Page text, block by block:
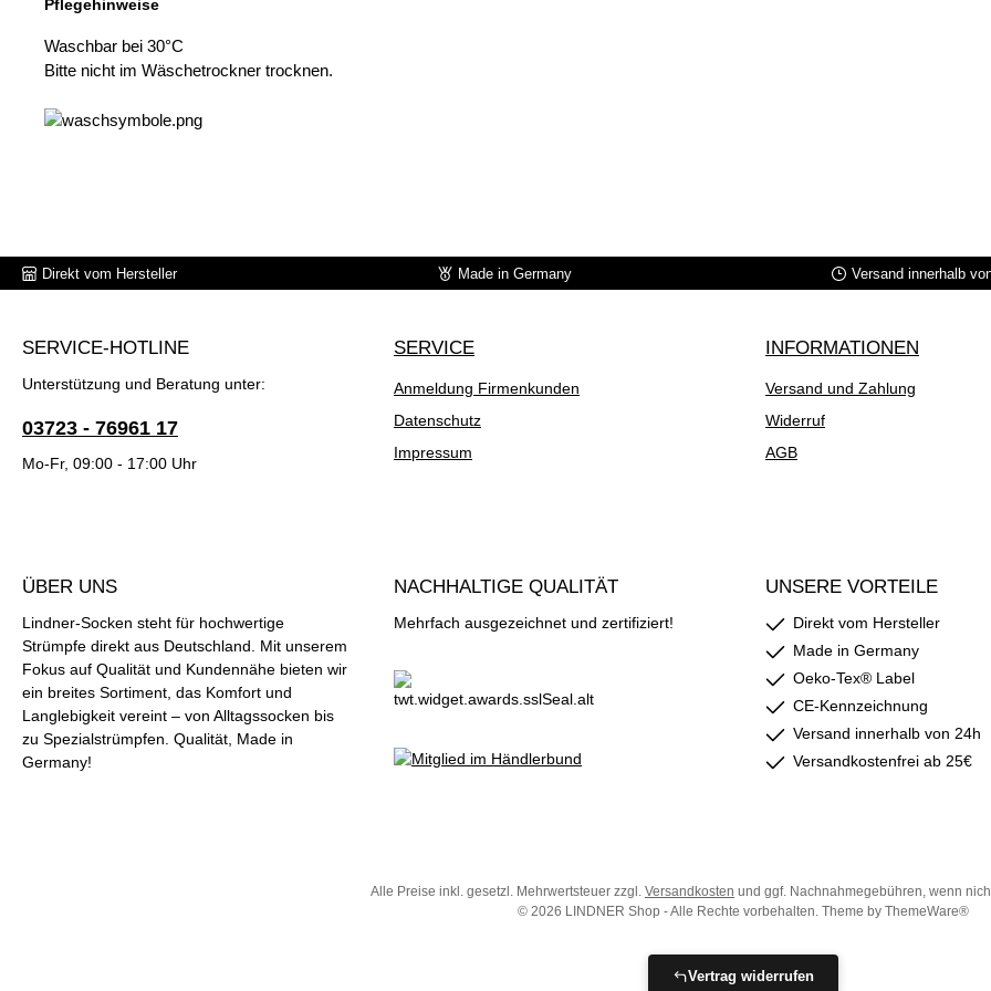
Pflegehinweise
Waschbar bei 30°C
Bitte nicht im Wäschetrockner trocknen.
Direkt vom Hersteller Made in Germany Versand innerhalb
SERVICE-HOTLINE
Unterstützung und Beratung unter:
03723 - 76961 17
Mo-Fr, 09:00 - 17:00 Uhr
SERVICE
Anmeldung Firmenkunden
Datenschutz
Impressum
INFORMATIONEN
Versand und Zahlung
Widerruf
AGB
ÜBER UNS
Lindner-Socken steht für hochwertige
Strümpfe direkt aus Deutschland. Mit unserem
Fokus auf Qualität und Kundennähe bieten wir
ein breites Sortiment, das Komfort und
Langlebigkeit vereint – von Alltagssocken bis
zu Spezialstrümpfen. Qualität, Made in
Germany!
NACHHALTIGE QUALITÄT
Mehrfach ausgezeichnet und zertifiziert!
UNSERE VORTEILE
Direkt vom Hersteller
Made in Germany
Oeko-Tex® Label
CE-Kennzeichnung
Versand innerhalb von 24h
Versandkostenfrei ab 25€
Alle Preise inkl. gesetzl. Mehrwertsteuer zzgl. Versandkosten und ggf. Nachnahmegebühren, wenn
© 2026 LINDNER Shop - Alle Rechte vorbehalten. Theme by ThemeWare®
Vertrag widerrufen